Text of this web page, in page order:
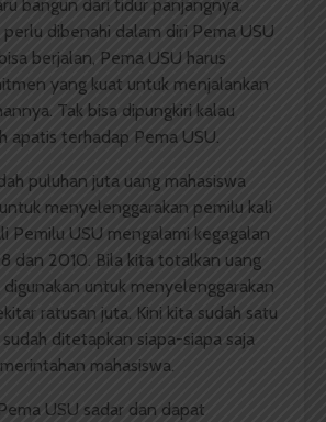
bangun dari tidur panjangnya.
perlu dibenahi dalam diri Pema USU
berjalan, Pema USU harus
yang kuat untuk menjalankan
Tak bisa dipungkiri kalau
apatis terhadap Pema USU.
puluhan juta uang mahasiswa
menyelenggarakan pemilu kali
Pemilu USU mengalami kegagalan
dan 2010. Bila kita totalkan uang
digunakan untuk menyelenggarakan
ratusan juta. Kini kita sudah satu
ditetapkan siapa-siapa saja
mahasiswa.
USU sadar dan dapat